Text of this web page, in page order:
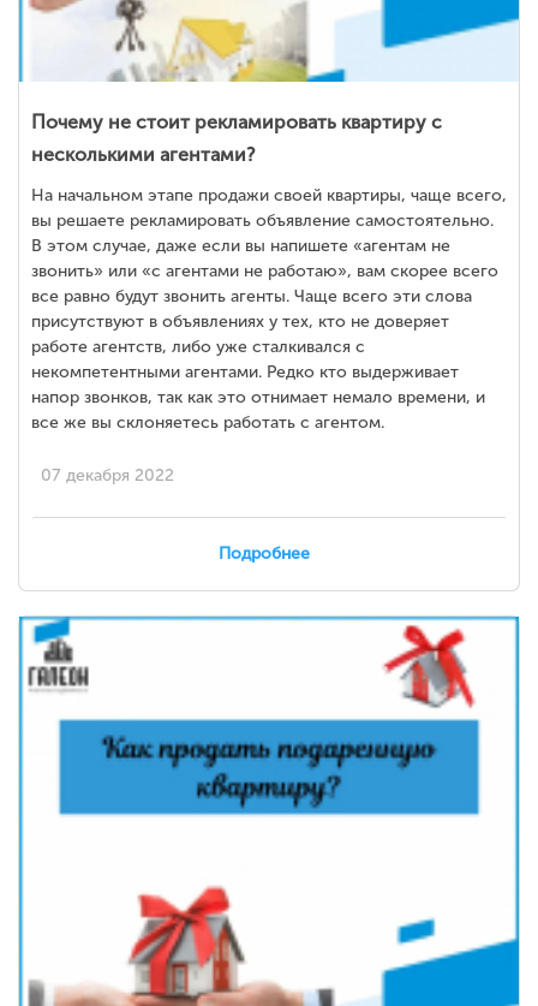
Почему не стоит рекламировать квартиру с
несколькими агентами?
На начальном этапе продажи своей квартиры, чаще всего,
вы решаете рекламировать объявление самостоятельно.
В этом случае, даже если вы напишете «агентам не
звонить» или «с агентами не работаю», вам скорее всего
все равно будут звонить агенты. Чаще всего эти слова
присутствуют в объявлениях у тех, кто не доверяет
работе агентств, либо уже сталкивался с
некомпетентными агентами. Редко кто выдерживает
напор звонков, так как это отнимает немало времени, и
все же вы склоняетесь работать с агентом.
07 декабря 2022
Подробнее